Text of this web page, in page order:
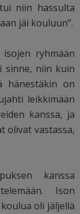
niin hassulta
jäi kouluun”.
ryhmään
sinne, niin kuin
hänestäkin on
leikkimään
kanssa, ja
olivat vastassa,
kanssa
Ison
oli jäljellä